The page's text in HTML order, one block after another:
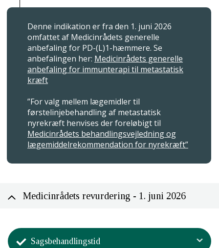
Denne indikation er fra den 1. juni 2026
omfattet af Medicinrådets generelle
anbefaling for PD-(L)1-hæmmere. Se
anbefalingen her: Medicinrådets generelle
anbefaling for immunterapi til metastatisk
kræft
”For valg mellem lægemidler til
førstelinjebehandling af metastatisk
nyrekræft henvises der foreløbigt til
Medicinrådets behandlingsvejledning og
lægemiddelrekommendation for nyrekræft”
Medicinrådets revurdering - 1. juni 2026
Sagsbehandlingstid